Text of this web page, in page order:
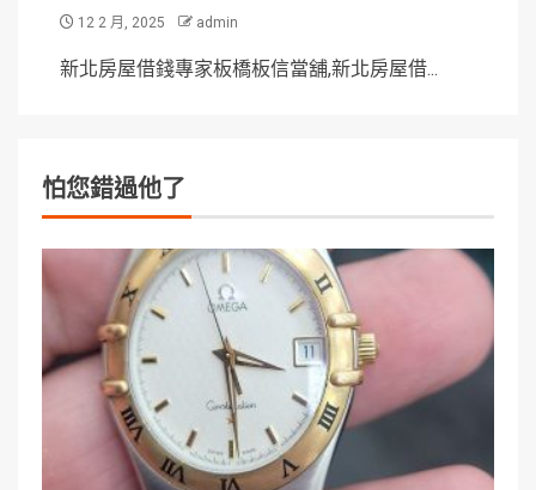
12 2 月, 2025 admin
新北房屋借錢專家板橋板信當舖,新北房屋借...
怕您錯過他了